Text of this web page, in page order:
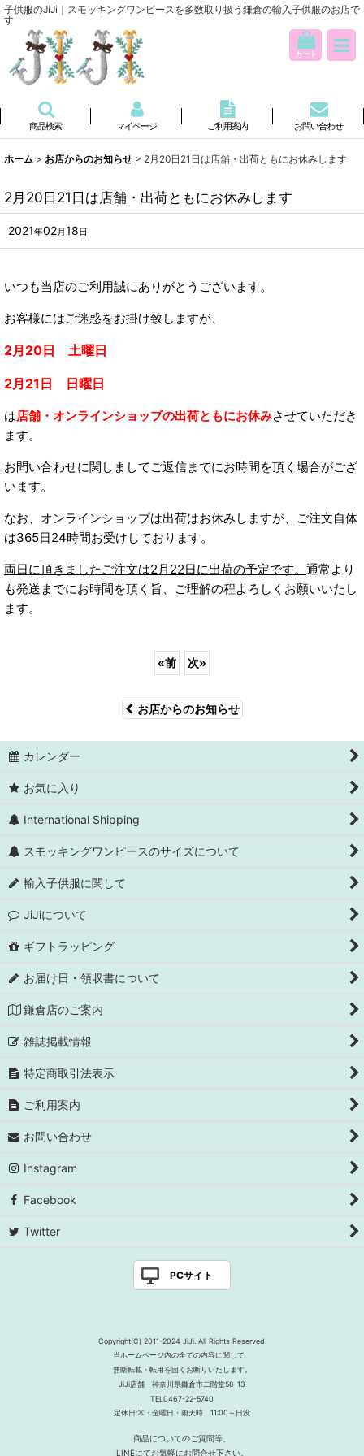
子供服のJiJi｜スモッキングワンピースを多数取り扱う鎌倉の輸入子供服のお店で
す
カート
商品検索 マイページ ご利用案内 お問い合わせ
ホーム > お店からのお知らせ > 2月20日21日は店舗・出荷ともにお休みします
2月20日21日は店舗・出荷ともにお休みします
2021年02月18日
いつも当店のご利用誠にありがとうございます。
お客様にはご迷惑をお掛け致しますが、
2月20日 土曜日
2月21日 日曜日
は店舗・オンラインショップの出荷ともにお休みさせていただき
ます。
お問い合わせに関しましてご返信までにお時間を頂く場合がござ
います。
なお、オンラインショップは出荷はお休みしますが、ご注文自体
は365日24時間お受けしております。
両日に頂きましたご注文は2月22日に出荷の予定です。 通常より
も発送までにお時間を頂く旨、ご理解の程よろしくお願いいたし
ます。
«前 次»
お店からのお知らせ
カレンダー
お気に入り
International Shipping
スモッキングワンピースのサイズについて
輸入子供服に関して
JiJiについて
ギフトラッピング
お届け日・領収書について
鎌倉店のご案内
雑誌掲載情報
特定商取引法表示
ご利用案内
お問い合わせ
Instagram
Facebook
Twitter
PCサイト
Copyright(C) 2011-2024 JiJi. All Rights Reserved.
当ホームページ内の全ての内容に関して、
無断転載・転用を固くお断りいたします。
JiJi店舗 神奈川県鎌倉市二階堂58-13
TEL0467-22-5740
定休日:木・金曜日・雨天時 11:00～日没
商品についてのご質問等、
LINEにてお気軽にお問合せ下さい。